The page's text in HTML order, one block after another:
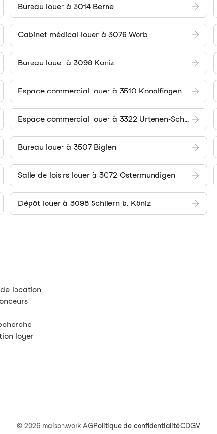
Bureau louer à 3014 Berne
Cabinet médical louer à 3076 Worb
Bureau louer à 3098 Köniz
Espace commercial louer à 3510 Konolfingen
Espace commercial louer à 3322 Urtenen-Schönbühl
Bureau louer à 3507 Biglen
Salle de loisirs louer à 3072 Ostermundigen
Dépôt louer à 3098 Schliern b. Köniz
location
loyer
© 2026 maison.work AGPolitique de confidentialitéCDGV